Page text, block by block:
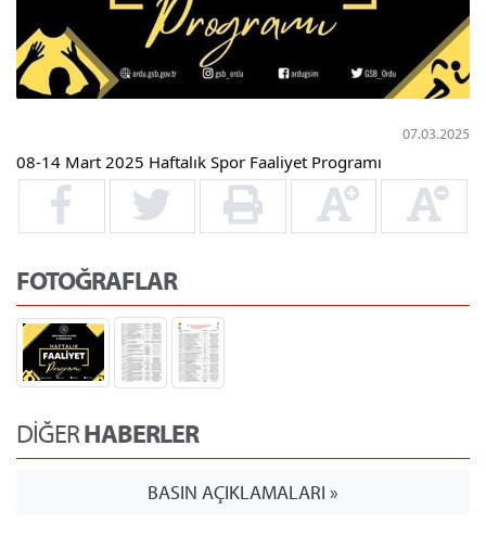
07.03.2025
08-14 Mart 2025 Haftalık Spor Faaliyet Programı
FOTOĞRAFLAR
DİĞERHABERLER
BASIN AÇIKLAMALARI »